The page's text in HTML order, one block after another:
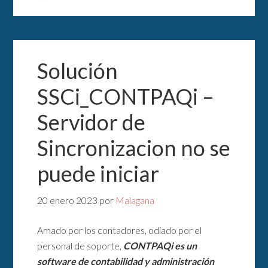
Solución
SSCi_CONTPAQi –
Servidor de
Sincronizacion no se
puede iniciar
20 enero 2023 por Malagana
Amado por los contadores, odiado por el
personal de soporte, CONTPAQi es un
software de contabilidad y administración